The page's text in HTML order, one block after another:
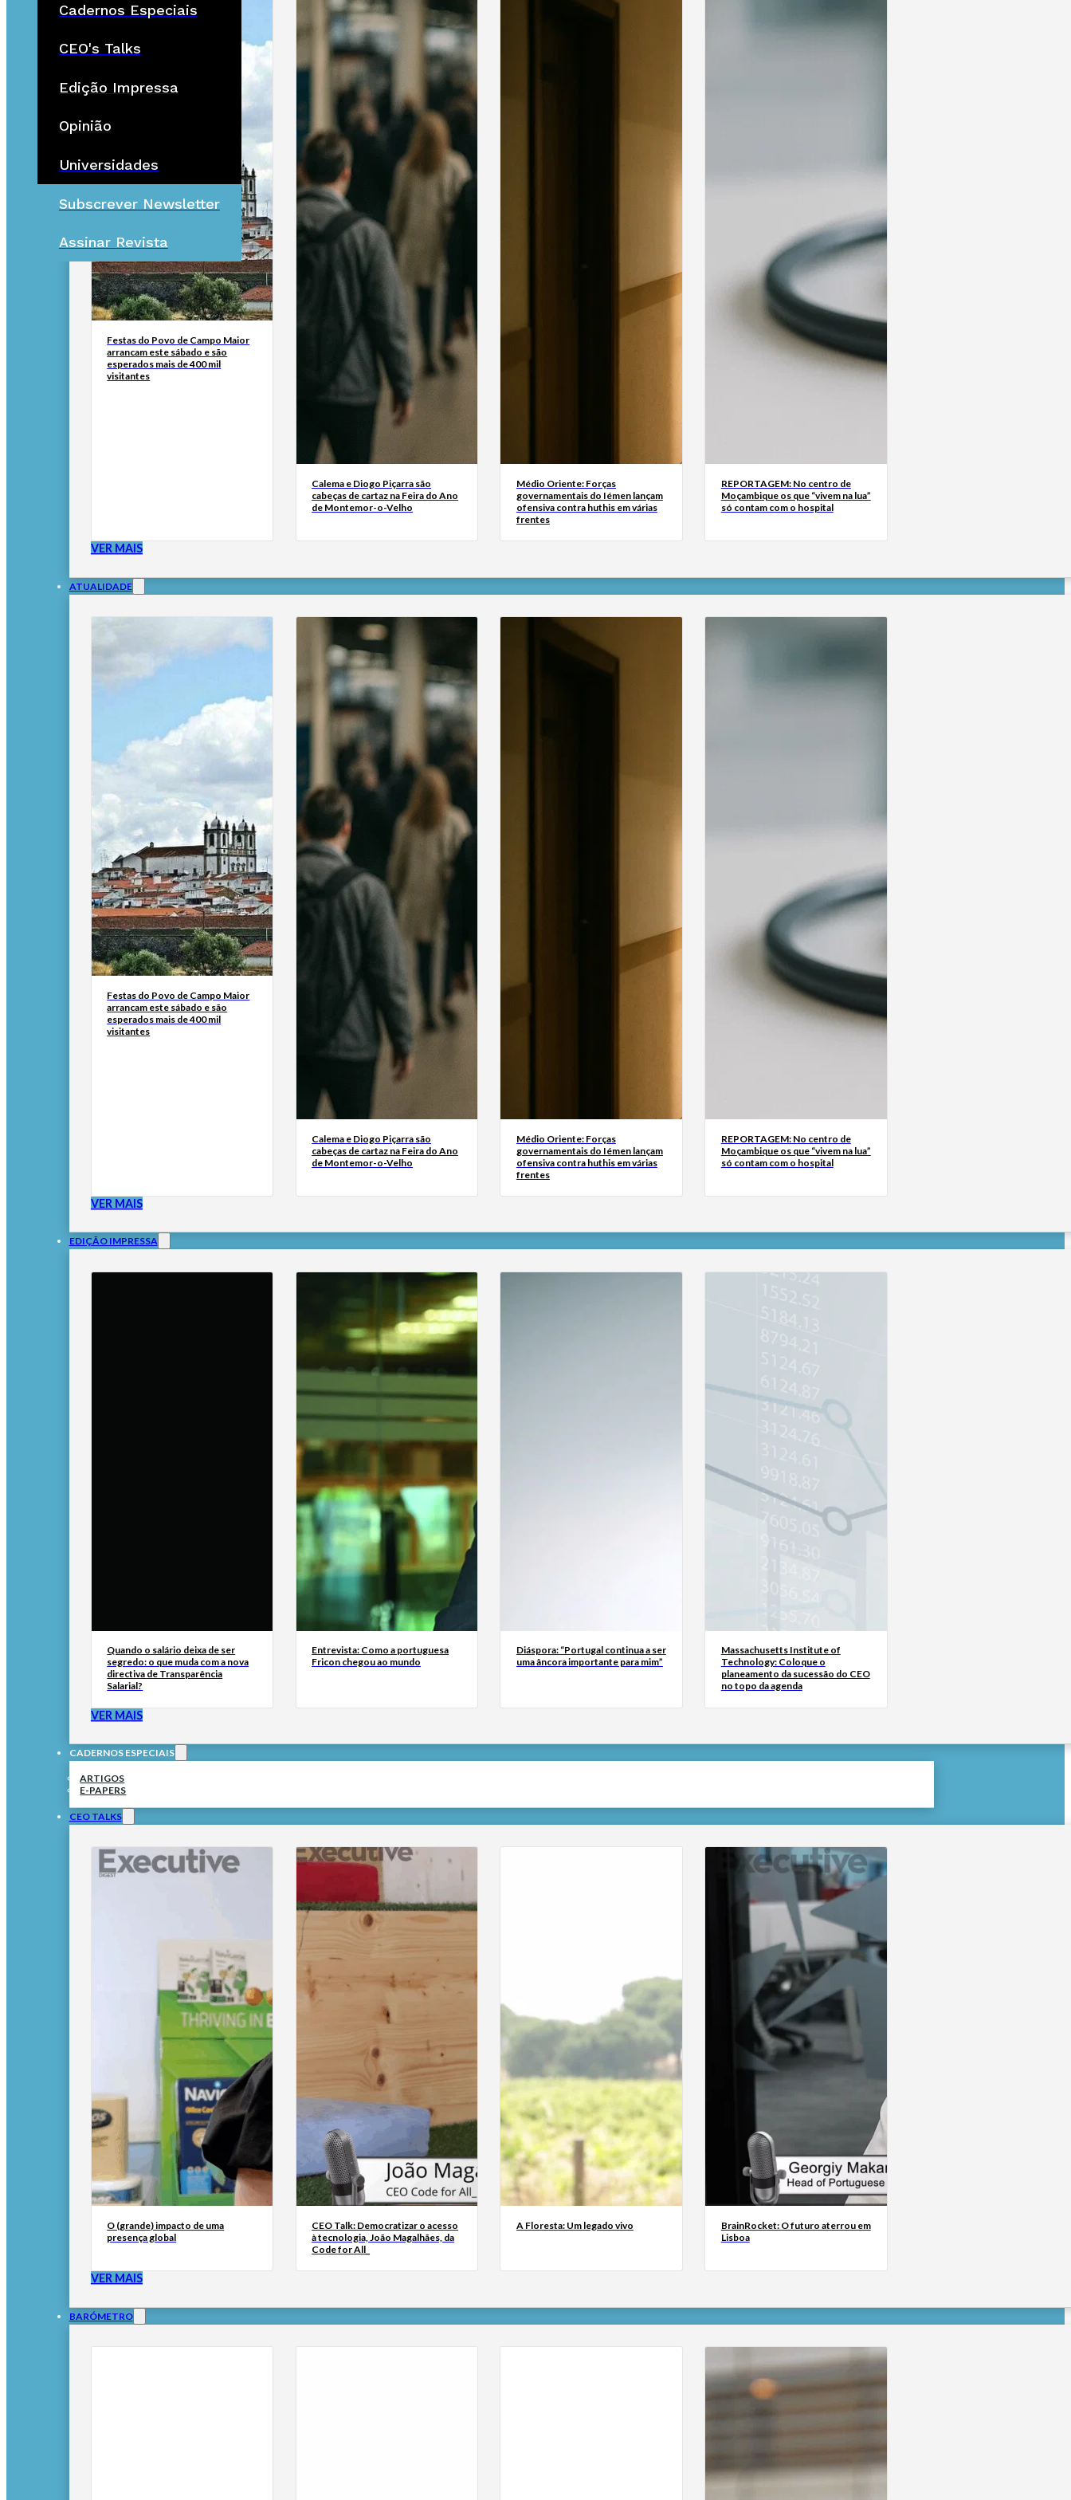
Cadernos Especiais
CEO's Talks
Edição Impressa
Opinião
Universidades
Subscrever Newsletter
Assinar Revista
Festas do Povo de Campo Maior
arrancam este sábado e são
esperados mais de 400 mil
visitantes
Calema e Diogo Piçarra são
cabeças de cartaz na Feira do Ano
de Montemor-o-Velho
Médio Oriente: Forças
governamentais do Iémen lançam
ofensiva contra huthis em várias
frentes
REPORTAGEM: No centro de
Moçambique os que “vivem na lua”
só contam com o hospital
VER MAIS
ATUALIDADE
Festas do Povo de Campo Maior
arrancam este sábado e são
esperados mais de 400 mil
visitantes
Calema e Diogo Piçarra são
cabeças de cartaz na Feira do Ano
de Montemor-o-Velho
Médio Oriente: Forças
governamentais do Iémen lançam
ofensiva contra huthis em várias
frentes
REPORTAGEM: No centro de
Moçambique os que “vivem na lua”
só contam com o hospital
VER MAIS
EDIÇÃO IMPRESSA
Quando o salário deixa de ser
segredo: o que muda com a nova
directiva de Transparência
Salarial?
Entrevista: Como a portuguesa
Fricon chegou ao mundo
Diáspora: “Portugal continua a ser
uma âncora importante para mim”
Massachusetts Institute of
Technology: Coloque o
planeamento da sucessão do CEO
no topo da agenda
VER MAIS
CADERNOS ESPECIAIS
ARTIGOS
E-PAPERS
CEO TALKS
O (grande) impacto de uma
presença global
CEO Talk: Democratizar o acesso
à tecnologia, João Magalhães, da
Code for All_
A Floresta: Um legado vivo
BrainRocket: O futuro aterrou em
Lisboa
VER MAIS
BARÓMETRO